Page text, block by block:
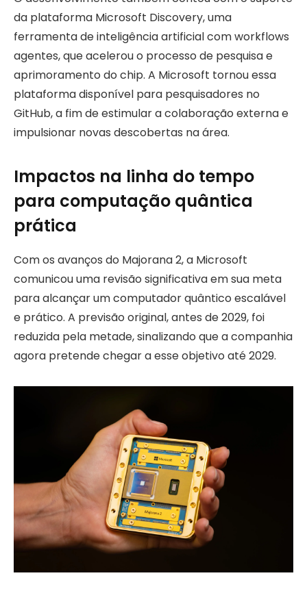
da plataforma Microsoft Discovery, uma
ferramenta de inteligência artificial com workflows
agentes, que acelerou o processo de pesquisa e
aprimoramento do chip. A Microsoft tornou essa
plataforma disponível para pesquisadores no
GitHub, a fim de estimular a colaboração externa e
impulsionar novas descobertas na área.
Impactos na linha do tempo
para computação quântica
prática
Com os avanços do Majorana 2, a Microsoft
comunicou uma revisão significativa em sua meta
para alcançar um computador quântico escalável
e prático. A previsão original, antes de 2029, foi
reduzida pela metade, sinalizando que a companhia
agora pretende chegar a esse objetivo até 2029.